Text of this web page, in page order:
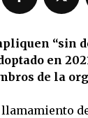
“sin
en
de la